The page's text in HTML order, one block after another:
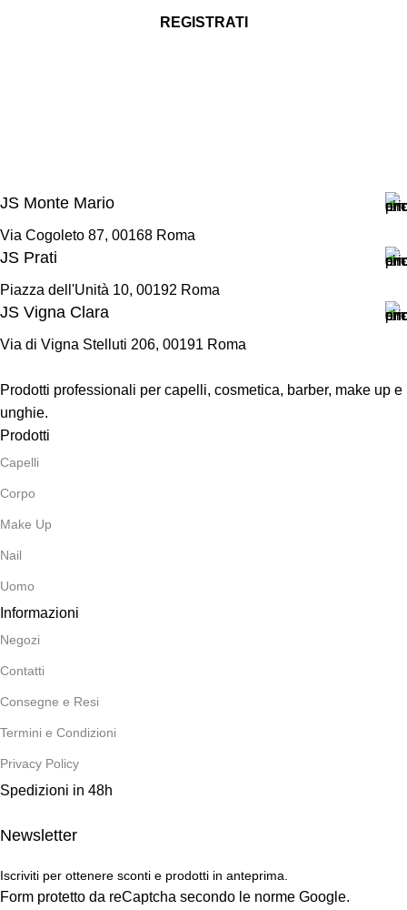
REGISTRATI
JS Monte Mario
Via Cogoleto 87, 00168 Roma
JS Prati
Piazza dell'Unità 10, 00192 Roma
JS Vigna Clara
Via di Vigna Stelluti 206, 00191 Roma
Prodotti professionali per capelli, cosmetica, barber, make up e
unghie.
Prodotti
Capelli
Corpo
Make Up
Nail
Uomo
Informazioni
Negozi
Contatti
Consegne e Resi
Termini e Condizioni
Privacy Policy
Spedizioni in 48h
Newsletter
Iscriviti per ottenere sconti e prodotti in anteprima.
Form protetto da reCaptcha secondo le norme Google.